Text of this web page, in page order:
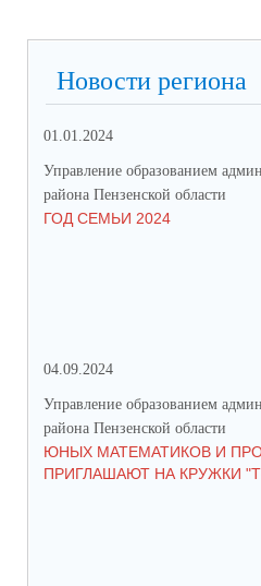
Новости региона
01.01.2024
Управление образованием
района Пензенской области
ГОД СЕМЬИ 2024
04.09.2024
Управление образованием
района Пензенской области
ЮНЫХ МАТЕМАТИКОВ И
ПРИГЛАШАЮТ НА КРУЖКИ